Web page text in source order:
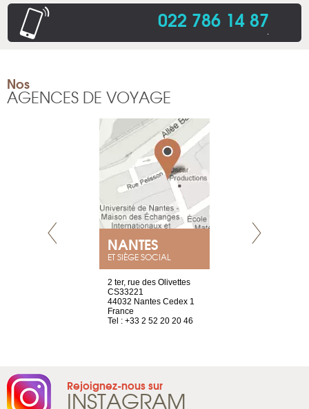
022 786 14 87.
Nos
AGENCES DE VOYAGE
NANTES
ET SIÈGE SOCIAL
2 ter, rue des Olivettes
CS33221
44032 Nantes Cedex 1
France
Tel : +33 2 52 20 20 46
Rejoignez-nous sur
INSTAGRAM